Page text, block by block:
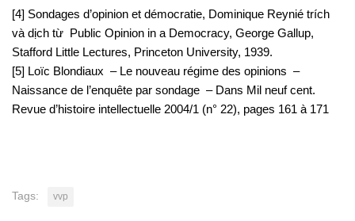
[4] Sondages d’opinion et démocratie, Dominique Reynié trích
và dịch từ Public Opinion in a Democracy, George Gallup,
Stafford Little Lectures, Princeton University, 1939.
[5] Loïc Blondiaux – Le nouveau régime des opinions –
Naissance de l’enquête par sondage – Dans Mil neuf cent.
Revue d’histoire intellectuelle 2004/1 (n° 22), pages 161 à 171
Tags: vvp